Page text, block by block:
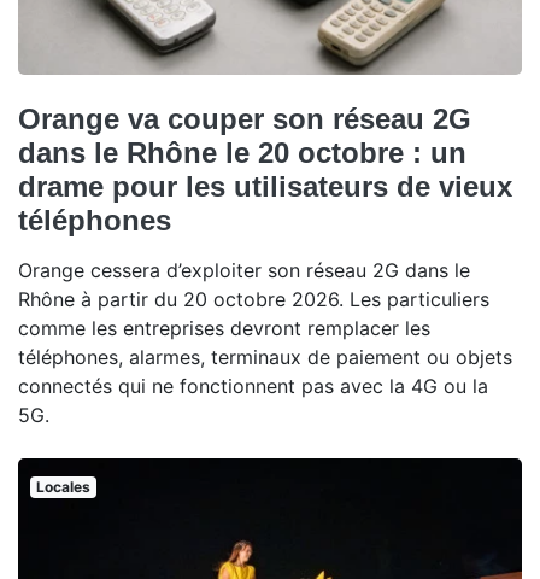
Orange va couper son réseau 2G
dans le Rhône le 20 octobre : un
drame pour les utilisateurs de vieux
téléphones
Orange cessera d’exploiter son réseau 2G dans le
Rhône à partir du 20 octobre 2026. Les particuliers
comme les entreprises devront remplacer les
téléphones, alarmes, terminaux de paiement ou objets
connectés qui ne fonctionnent pas avec la 4G ou la
5G.
Locales